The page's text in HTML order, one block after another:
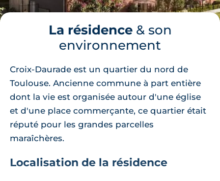
La résidence& son
environnement
Croix-Daurade est un quartier du nord de
Toulouse. Ancienne commune à part entière
dont la vie est organisée autour d'une église
et d'une place commerçante, ce quartier était
réputé pour les grandes parcelles
maraîchères.
Localisation de la résidence